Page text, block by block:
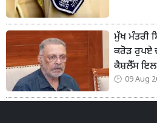
ਮੁੱਖ ਮੰਤਰੀ
ਕਰੋੜ ਰੁਪਏ
ਕੈਸ਼ਲੈੱਸ
09 Aug